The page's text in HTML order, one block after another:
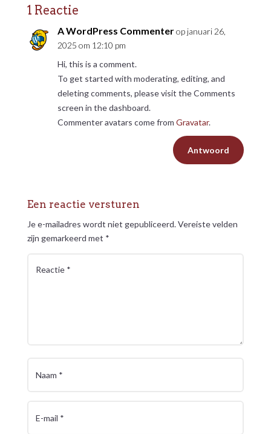
1 Reactie
A WordPress Commenterop januari 26,
2025 om 12:10 pm
Hi, this is a comment.
To get started with moderating, editing, and
deleting comments, please visit the Comments
screen in the dashboard.
Commenter avatars come from Gravatar.
Antwoord
Een reactie versturen
Je e-mailadres wordt niet gepubliceerd.Vereiste velden
zijn gemarkeerd met *